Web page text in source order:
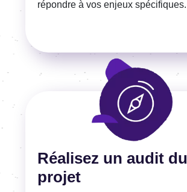
répondre à vos enjeux spécifiques.
Réalisez un audit du
projet
En savoir plus